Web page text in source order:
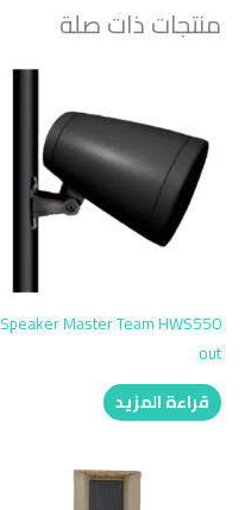
منتجات ذات صلة
Speaker Master Team HWS550
out
قراءة المزيد